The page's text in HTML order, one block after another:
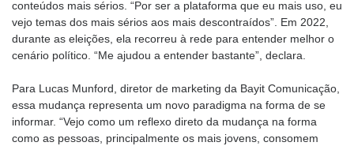
conteúdos mais sérios. “Por ser a plataforma que eu mais uso, eu
vejo temas dos mais sérios aos mais descontraídos”. Em 2022,
durante as eleições, ela recorreu à rede para entender melhor o
cenário político. “Me ajudou a entender bastante”, declara.
Para Lucas Munford, diretor de marketing da Bayit Comunicação,
essa mudança representa um novo paradigma na forma de se
informar. “Vejo como um reflexo direto da mudança na forma
como as pessoas, principalmente os mais jovens, consomem